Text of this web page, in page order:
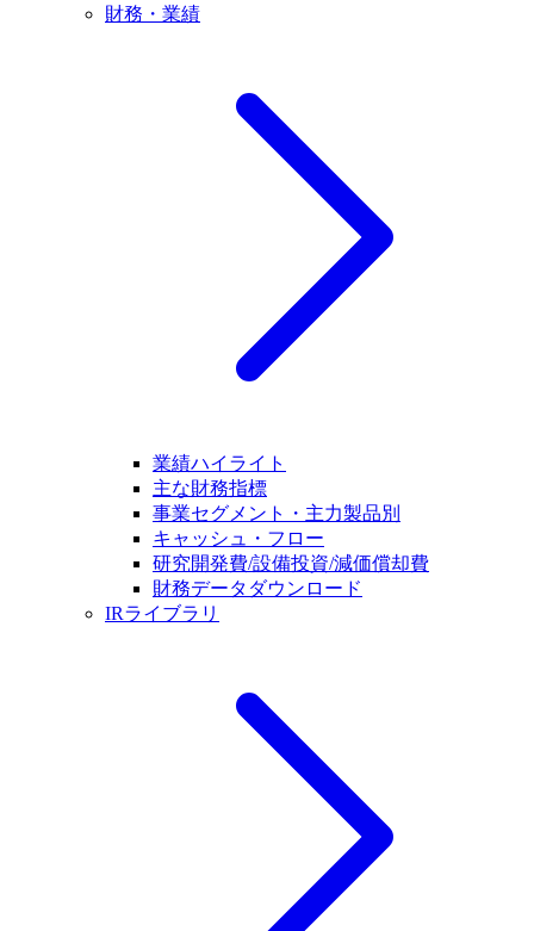
財務・業績
業績ハイライト
主な財務指標
事業セグメント・主力製品別
キャッシュ・フロー
研究開発費/設備投資/減価償却費
財務データダウンロード
IRライブラリ